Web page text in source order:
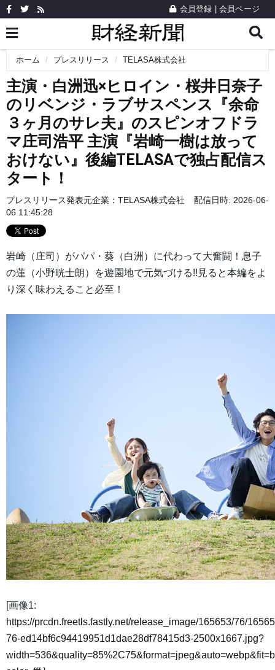
会員登録 会員ページ
ホーム プレスリリース TELASA株式会社
主演・白洲迅×ヒロイン・桜井日奈子
のリベンジ・ラブサスペンス『余命
３ヶ月のサレ夫』のスピンオフドラ
マ庄司浩平 主演『岩崎一樹は放って
おけない』後編TELASAで独占配信ス
タート！
プレスリリース発表元企業： TELASA株式会社
配信日時: 2026-06-
06 11:45:28
岩崎（庄司）がパパ・葵（白洲）に代わって大奮闘！息子
の蓮（小野晄士朗）を遊園地で元気づける!!見ると本編をよ
り深く味わえること必至！
[画像1:
https://prcdn.freetls.fastly.net/release_image/165653/76/
76-ed14bf6c94419951d1dae28df78415d3-2500x1667.jpg?